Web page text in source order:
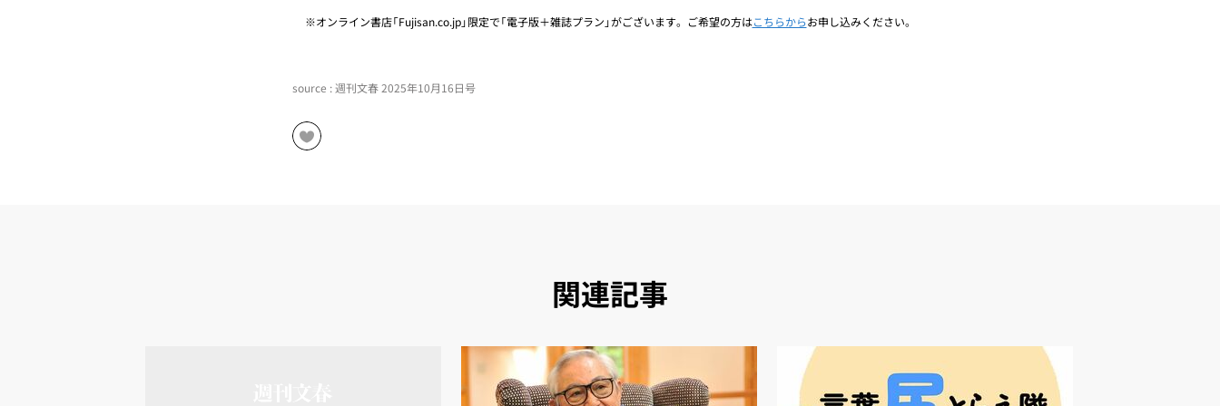
※オンライン書店「Fujisan.co.jp」限定で「電子版＋雑誌プラン」がございます。ご希望の方はこちらからお申し込みください。
source : 週刊文春 2025年10月16日号
関連記事